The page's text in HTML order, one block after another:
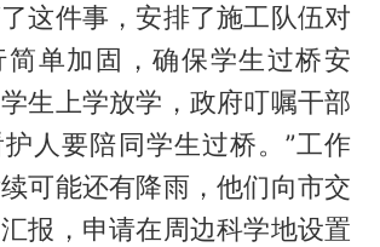
这件事，安排了施工队伍对
简单加固，确保学生过桥安
生上学放学，政府叮嘱干部
人要陪同学生过桥。”工作
可能还有降雨，他们向市交
报，申请在周边科学地设置